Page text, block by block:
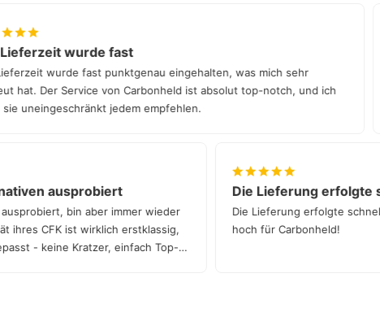
wurde fast
wurde fast punktgenau eingehalten, was mich sehr
Der Service von Carbonheld ist absolut top-notch, und ich
jedem empfehlen.
ausprobiert
ausprobiert, bin aber immer wieder
ihres CFK ist wirklich erstklassig,
gepasst - keine Kratzer, einfach Top-
Die Lieferung
Die Lieferung erfolgte
hoch für Carbonheld!